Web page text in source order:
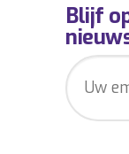
Blijf